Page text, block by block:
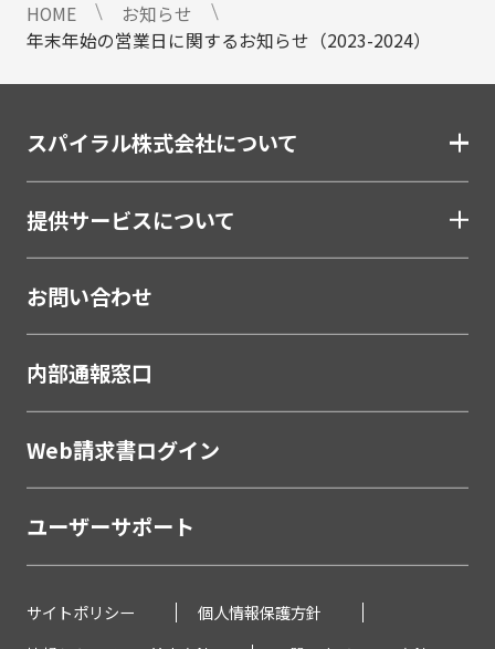
HOME
お知らせ
年末年始の営業日に関するお知らせ（2023-2024）
サイトポリシー
個人情報保護方針
スパイラル株式会社について
提供サービスについて
お問い合わせ
内部通報窓口
Web請求書ログイン
ユーザーサポート